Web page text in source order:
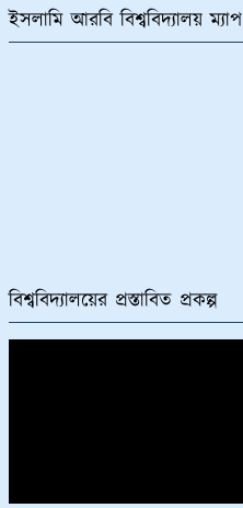
ইসলামি আরবি বিশ্ববিদ্যালয় ম্যাপ
বিশ্ববিদ্যালয়ের প্রস্তাবিত প্রকল্প